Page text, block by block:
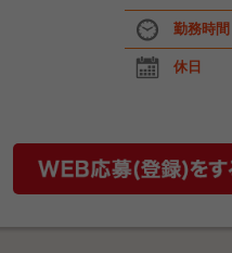
勤務時間
休日